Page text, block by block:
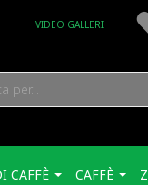
VIDEO GALLERI
CAFFÈ CAFFÈ